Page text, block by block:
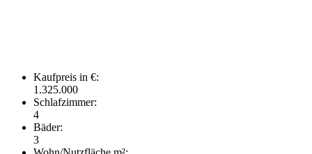
Kaufpreis in €:
1.325.000
Schlafzimmer:
4
Bäder:
3